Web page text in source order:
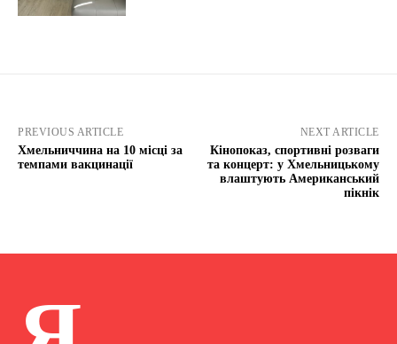
PREVIOUS ARTICLE
Хмельниччина на 10 місці за
темпами вакцинації
NEXT ARTICLE
Кінопоказ, спортивні розваги
та концерт: у Хмельницькому
влаштують Американський
пікнік